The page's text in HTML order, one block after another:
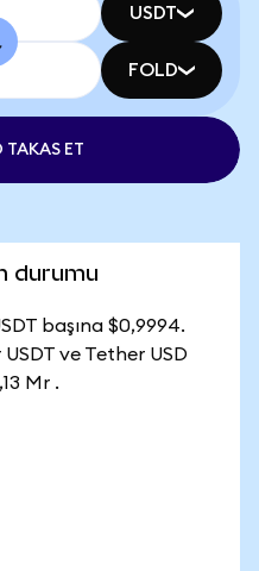
USDT
FOLD
TAKAS ET
durumu
başına $0,9994.
USDT ve Tether USD
Mr .